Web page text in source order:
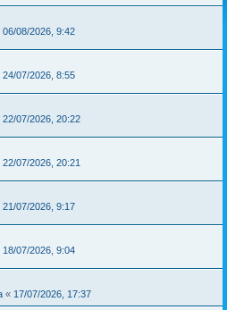
06/08/2026, 9:42
24/07/2026, 8:55
22/07/2026, 20:22
22/07/2026, 20:21
21/07/2026, 9:17
18/07/2026, 9:04
« 17/07/2026, 17:37